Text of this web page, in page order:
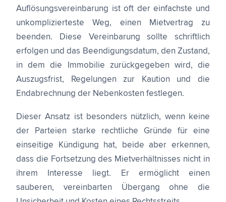
Auflösungsvereinbarung ist oft der einfachste und
unkomplizierteste Weg, einen Mietvertrag zu
beenden. Diese Vereinbarung sollte schriftlich
erfolgen und das Beendigungsdatum, den Zustand,
in dem die Immobilie zurückgegeben wird, die
Auszugsfrist, Regelungen zur Kaution und die
Endabrechnung der Nebenkosten festlegen.
Dieser Ansatz ist besonders nützlich, wenn keine
der Parteien starke rechtliche Gründe für eine
einseitige Kündigung hat, beide aber erkennen,
dass die Fortsetzung des Mietverhältnisses nicht in
ihrem Interesse liegt. Er ermöglicht einen
sauberen, vereinbarten Übergang ohne die